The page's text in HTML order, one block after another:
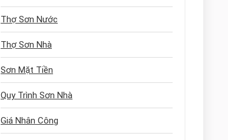
Thợ Sơn Nước
Thợ Sơn Nhà
Sơn Mặt Tiền
Quy Trình Sơn Nhà
Giá Nhân Công